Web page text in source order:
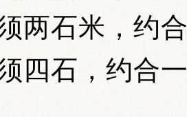
两石米，约
四石，约合